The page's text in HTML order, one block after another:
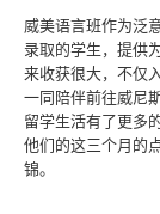
威美语言班作为泛
录取的学生，提供
来收获很大，不仅
一同陪伴前往威尼
留学生活有了更多
他们的这三个月的
锦。